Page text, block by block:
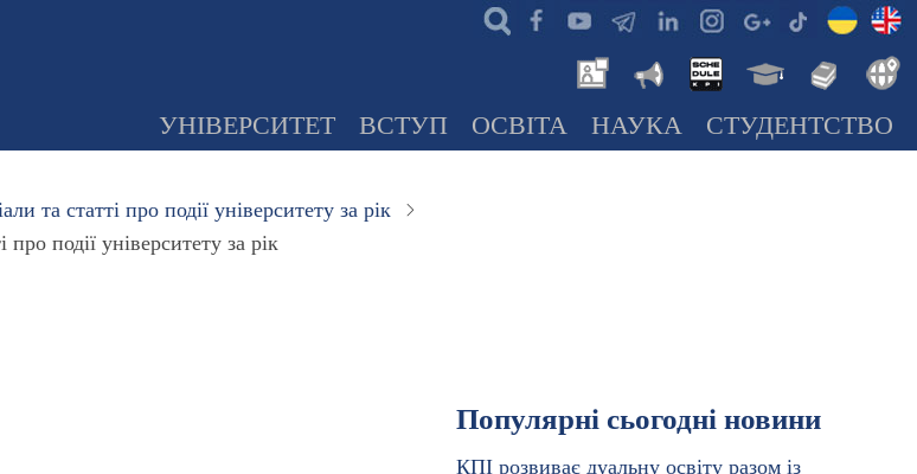
УНІВЕРСИТЕТ ВСТУП ОСВІТА НАУКА СТУДЕНТСТВО
та статті про події університету за рік
про події університету за рік
Популярні сьогодні новини
КПІ розвиває дуальну освіту разом із